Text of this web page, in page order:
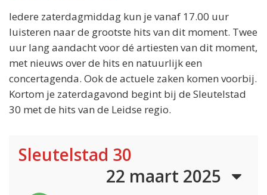
Iedere zaterdagmiddag kun je vanaf 17.00 uur
luisteren naar de grootste hits van dit moment. Twee
uur lang aandacht voor dé artiesten van dit moment,
met nieuws over de hits en natuurlijk een
concertagenda. Ook de actuele zaken komen voorbij.
Kortom je zaterdagavond begint bij de Sleutelstad
30 met de hits van de Leidse regio.
Sleutelstad 30
22 maart 2025